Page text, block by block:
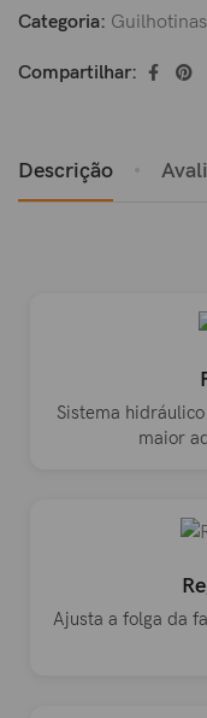
Categoria:
Compartilhar:
Descrição
Sistema
maior
Ajusta a folga da